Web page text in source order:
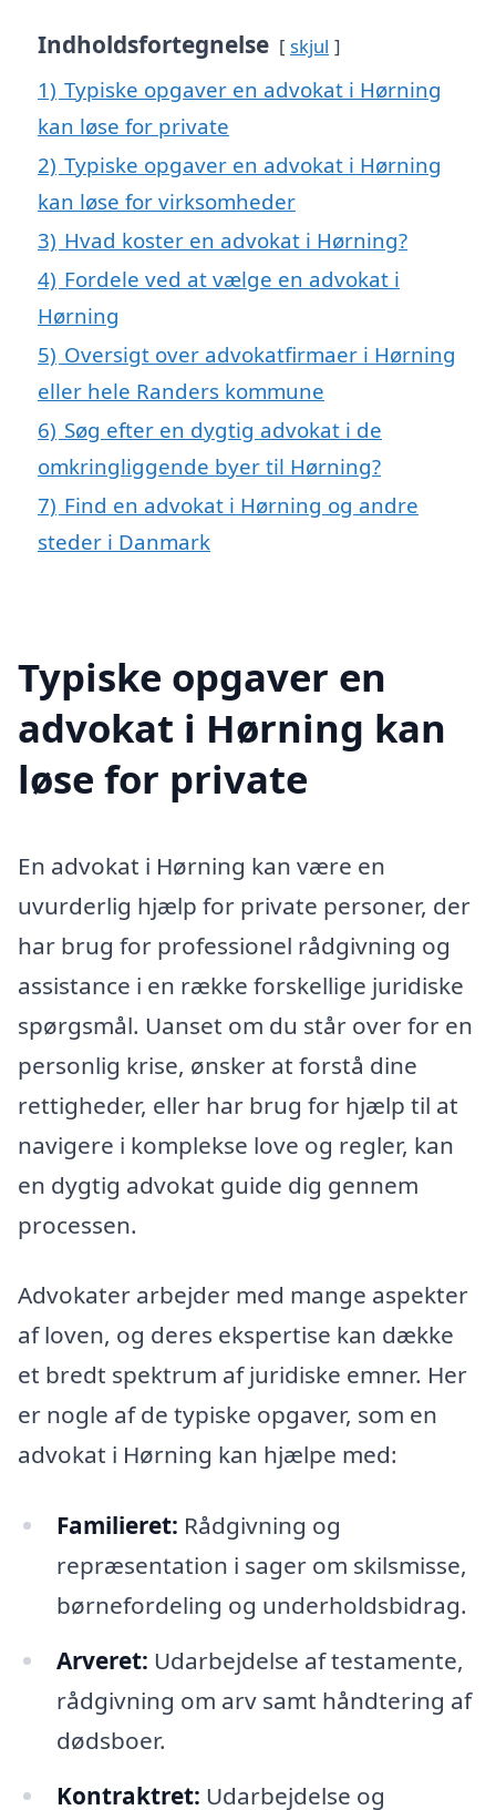
Indholdsfortegnelse skjul
1) Typiske opgaver en advokat i Hørning
kan løse for private
2) Typiske opgaver en advokat i Hørning
kan løse for virksomheder
3) Hvad koster en advokat i Hørning?
4) Fordele ved at vælge en advokat i
Hørning
5) Oversigt over advokatfirmaer i Hørning
eller hele Randers kommune
6) Søg efter en dygtig advokat i de
omkringliggende byer til Hørning?
7) Find en advokat i Hørning og andre
steder i Danmark
Typiske opgaver en
advokat i Hørning kan
løse for private
En advokat i Hørning kan være en
uvurderlig hjælp for private personer, der
har brug for professionel rådgivning og
assistance i en række forskellige juridiske
spørgsmål. Uanset om du står over for en
personlig krise, ønsker at forstå dine
rettigheder, eller har brug for hjælp til at
navigere i komplekse love og regler, kan
en dygtig advokat guide dig gennem
processen.
Advokater arbejder med mange aspekter
af loven, og deres ekspertise kan dække
et bredt spektrum af juridiske emner. Her
er nogle af de typiske opgaver, som en
advokat i Hørning kan hjælpe med:
Familieret: Rådgivning og
repræsentation i sager om skilsmisse,
børnefordeling og underholdsbidrag.
Arveret: Udarbejdelse af testamente,
rådgivning om arv samt håndtering af
dødsboer.
Kontraktret: Udarbejdelse og